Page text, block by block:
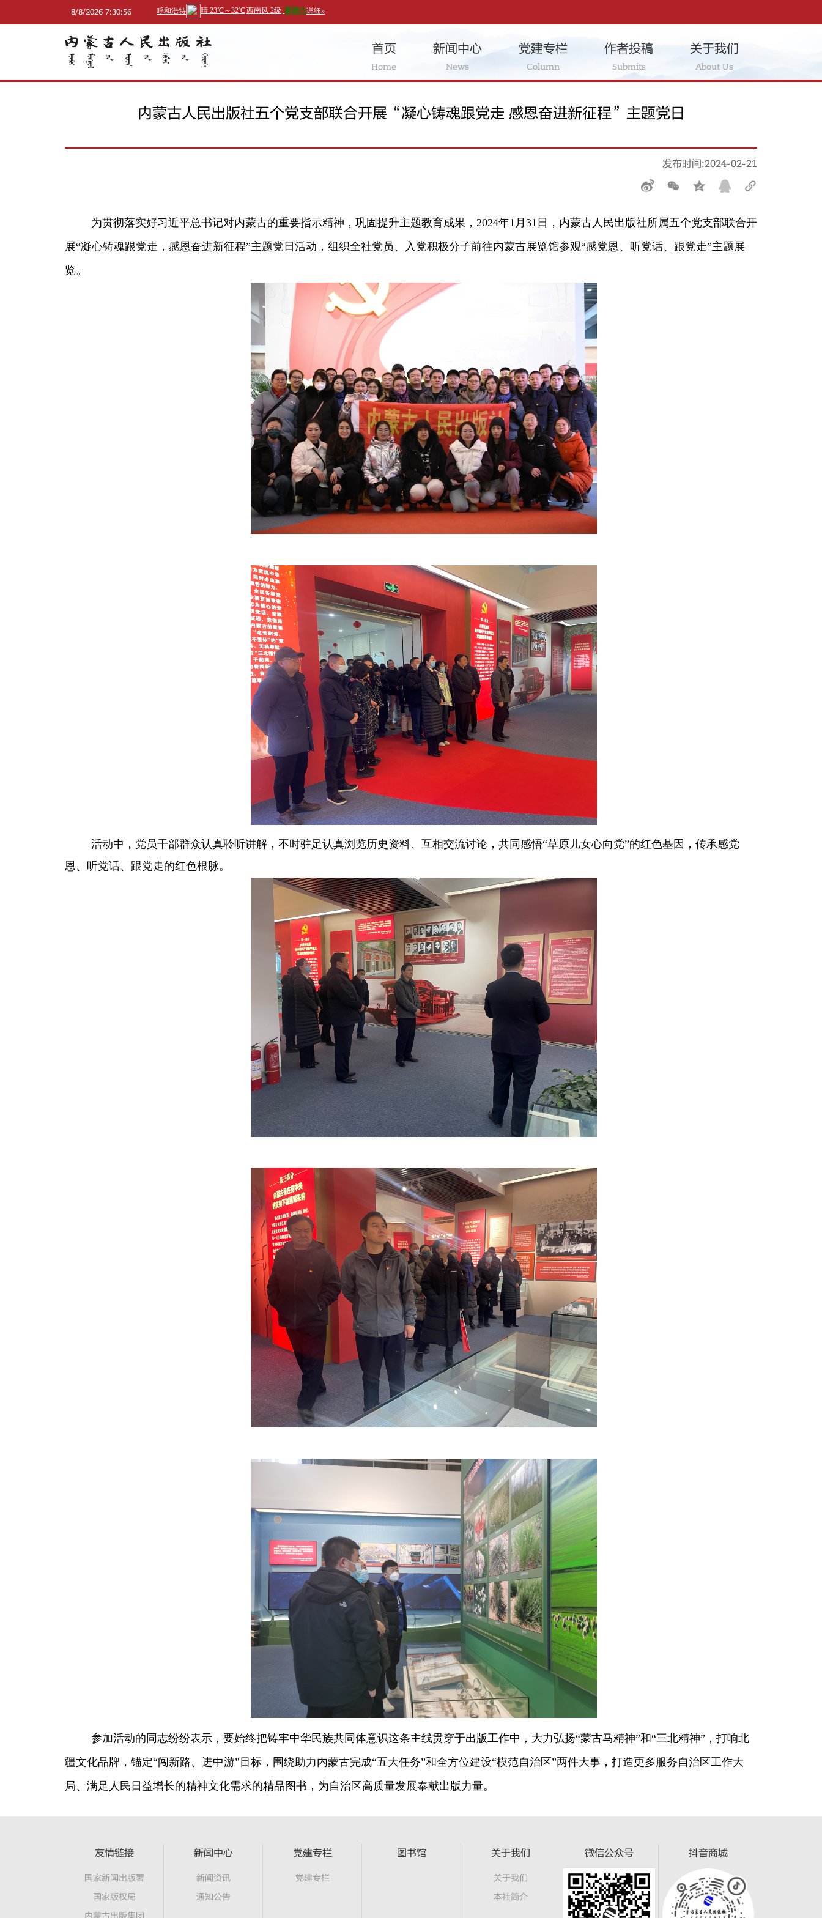
8/8/2026 7:30:57
AM
首页
Home
新闻中心
News
党建专栏
Column
作者投稿
Submits
关于我们
About Us
内蒙古人民出版社五个党支部联合开展“凝心铸魂跟党走 感恩奋进新征程”主题党日
发布时间：2024-02-21
为贯彻落实好习近平总书记对内蒙古的重要指示精神，巩固提升主题教育成果， 2024年1 月 31 日，内蒙古人民出版社所属五个党支部联合开
展“凝心铸魂跟党走，感恩奋进新征程”主题党日活动，组织全社党员、入党积极分子前往内蒙古展览馆参观“感党恩、听党话、跟党走”主题展
览。
活动中，党员干部群众认真聆听讲解，不时驻足认真浏览历史资料、互相交流讨论，共同感悟“草原儿女心向党”的红色基因，传承感党
恩、听党话、跟党走的红色根脉。
参加活动的同志纷纷表示，要始终把铸牢中华民族共同体意识这条主线贯穿于出版工作中，大力弘扬“蒙古马精神”和“三北精神”，打响北
疆文化品牌，锚定“闯新路、进中游”目标，围绕助力内蒙古完成“五大任务”和全方位建设“模范自治区”两件大事，打造更多服务自治区工作大
局、满足人民日益增长的精神文化需求的精品图书，为自治区高质量发展奉献出版力量。
友情链接
国家新闻出版署
国家版权局
新闻中心
新闻资讯
通知公告
党建专栏
党建专栏
图书馆 关于我们
关于我们
本社简介
微信公众号 抖音商城